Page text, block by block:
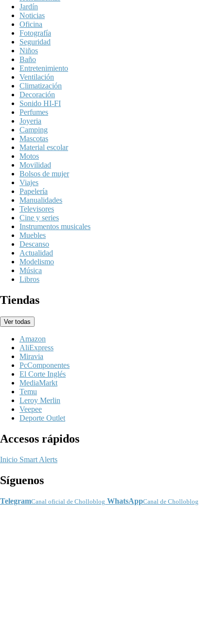
Jardín
Noticias
Oficina
Fotografía
Seguridad
Niños
Baño
Entretenimiento
Ventilación
Climatización
Decoración
Sonido HI-FI
Perfumes
Joyeria
Camping
Mascotas
Material escolar
Motos
Movilidad
Bolsos de mujer
Viajes
Papelería
Manualidades
Televisores
Cine y series
Instrumentos musicales
Muebles
Descanso
Actualidad
Modelismo
Música
Libros
Tiendas
Ver todas
Amazon
AliExpress
Miravia
PcComponentes
El Corte Inglés
MediaMarkt
Temu
Leroy Merlin
Veepee
Deporte Outlet
Accesos rápidos
Inicio Smart Alerts
Síguenos
TelegramCanal oficial de Cholloblog WhatsAppCanal de Cholloblog